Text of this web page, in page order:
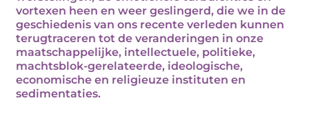
vortexen heen en weer geslingerd, die we in de
geschiedenis van ons recente verleden kunnen
terugtraceren tot de veranderingen in onze
maatschappelijke, intellectuele, politieke,
machtsblok-gerelateerde, ideologische,
economische en religieuze instituten en
sedimentaties.